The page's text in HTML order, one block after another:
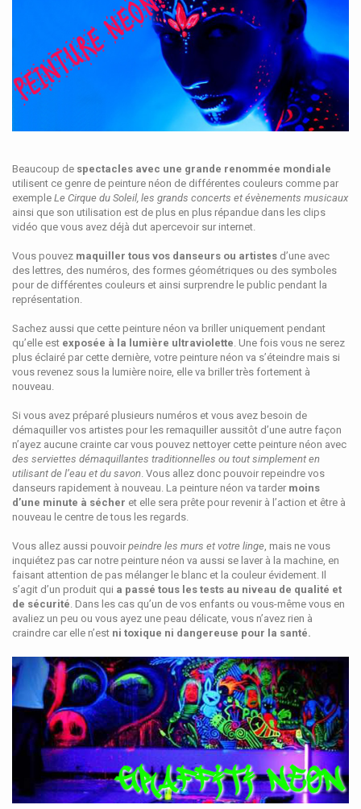
Beaucoup de spectacles avec une grande renommée mondiale
utilisent ce genre de peinture néon de différentes couleurs comme par
exemple Le Cirque du Soleil, les grands concerts et évènements musicaux
ainsi que son utilisation est de plus en plus répandue dans les clips
vidéo que vous avez déjà dut apercevoir sur internet.
Vous pouvez maquiller tous vos danseurs ou artistes d’une avec
des lettres, des numéros, des formes géométriques ou des symboles
pour de différentes couleurs et ainsi surprendre le public pendant la
représentation.
Sachez aussi que cette peinture néon va briller uniquement pendant
qu’elle est exposée à la lumière ultraviolette. Une fois vous ne serez
plus éclairé par cette dernière, votre peinture néon va s’éteindre mais si
vous revenez sous la lumière noire, elle va briller très fortement à
nouveau.
Si vous avez préparé plusieurs numéros et vous avez besoin de
démaquiller vos artistes pour les remaquiller aussitôt d’une autre façon
n’ayez aucune crainte car vous pouvez nettoyer cette peinture néon avec
des serviettes démaquillantes traditionnelles ou tout simplement en
utilisant de l’eau et du savon. Vous allez donc pouvoir repeindre vos
danseurs rapidement à nouveau. La peinture néon va tarder moins
d’une minute à sécher et elle sera prête pour revenir à l’action et être à
nouveau le centre de tous les regards.
Vous allez aussi pouvoir peindre les murs et votre linge, mais ne vous
inquiétez pas car notre peinture néon va aussi se laver à la machine, en
faisant attention de pas mélanger le blanc et la couleur évidement. Il
s’agit d’un produit qui a passé tous les tests au niveau de qualité et
de sécurité. Dans les cas qu’un de vos enfants ou vous-même vous en
avaliez un peu ou vous ayez une peau délicate, vous n’avez rien à
craindre car elle n’est ni toxique ni dangereuse pour la santé.